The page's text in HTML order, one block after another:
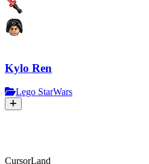
Kylo Ren
Lego StarWars
CursorLand